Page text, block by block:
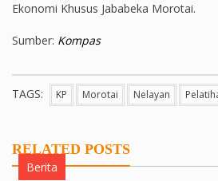
Ekonomi Khusus Jababeka Morotai.
Sumber: Kompas
TAGS: KP Morotai Nelayan
RELATED POSTS
Berita